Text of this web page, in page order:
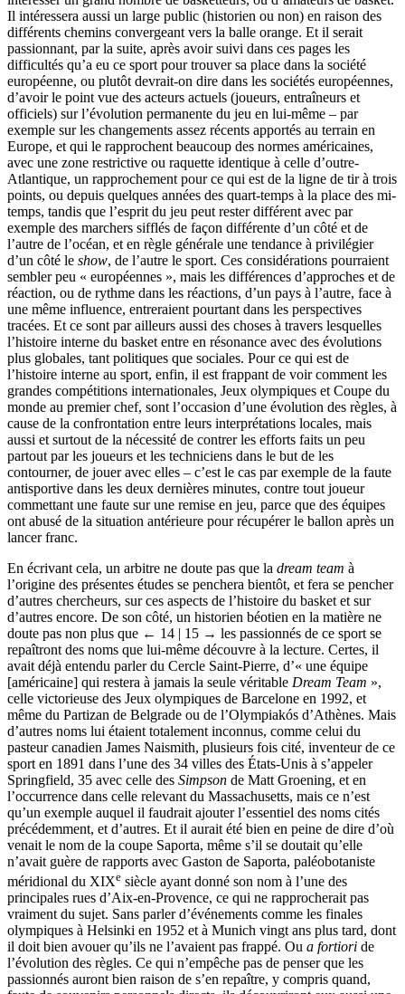
Il intéressera aussi un large public (historien ou non) en raison des
différents chemins convergeant vers la balle orange. Et il serait
passionnant, par la suite, après avoir suivi dans ces pages les
difficultés qu’a eu ce sport pour trouver sa place dans la société
européenne, ou plutôt devrait-on dire dans les sociétés européennes,
d’avoir le point vue des acteurs actuels (joueurs, entraîneurs et
officiels) sur l’évolution permanente du jeu en lui-même – par
exemple sur les changements assez récents apportés au terrain en
Europe, et qui le rapprochent beaucoup des normes américaines,
avec une zone restrictive ou raquette identique à celle d’outre-
Atlantique, un rapprochement pour ce qui est de la ligne de tir à trois
points, ou depuis quelques années des quart-temps à la place des mi-
temps, tandis que l’esprit du jeu peut rester différent avec par
exemple des marchers sifflés de façon différente d’un côté et de
l’autre de l’océan, et en règle générale une tendance à privilégier
d’un côté le show, de l’autre le sport. Ces considérations pourraient
sembler peu « européennes », mais les différences d’approches et de
réaction, ou de rythme dans les réactions, d’un pays à l’autre, face à
une même influence, entreraient pourtant dans les perspectives
tracées. Et ce sont par ailleurs aussi des choses à travers lesquelles
l’histoire interne du basket entre en résonance avec des évolutions
plus globales, tant politiques que sociales. Pour ce qui est de
l’histoire interne au sport, enfin, il est frappant de voir comment les
grandes compétitions internationales, Jeux olympiques et Coupe du
monde au premier chef, sont l’occasion d’une évolution des règles, à
cause de la confrontation entre leurs interprétations locales, mais
aussi et surtout de la nécessité de contrer les efforts faits un peu
partout par les joueurs et les techniciens dans le but de les
contourner, de jouer avec elles – c’est le cas par exemple de la faute
antisportive dans les deux dernières minutes, contre tout joueur
commettant une faute sur une remise en jeu, parce que des équipes
ont abusé de la situation antérieure pour récupérer le ballon après un
lancer franc.
En écrivant cela, un arbitre ne doute pas que la dream team à
l’origine des présentes études se penchera bientôt, et fera se pencher
d’autres chercheurs, sur ces aspects de l’histoire du basket et sur
d’autres encore. De son côté, un historien béotien en la matière ne
doute pas non plus que ← 14 | 15 → les passionnés de ce sport se
repaîtront des noms que lui-même découvre à la lecture. Certes, il
avait déjà entendu parler du Cercle Saint-Pierre, d’« une équipe
[américaine] qui restera à jamais la seule véritable Dream Team »,
celle victorieuse des Jeux olympiques de Barcelone en 1992, et
même du Partizan de Belgrade ou de l’Olympiakós d’Athènes. Mais
d’autres noms lui étaient totalement inconnus, comme celui du
pasteur canadien James Naismith, plusieurs fois cité, inventeur de ce
sport en 1891 dans l’une des 34 villes des États-Unis à s’appeler
Springfield, 35 avec celle des Simpson de Matt Groening, et en
l’occurrence dans celle relevant du Massachusetts, mais ce n’est
qu’un exemple auquel il faudrait ajouter l’essentiel des noms cités
précédemment, et d’autres. Et il aurait été bien en peine de dire d’où
venait le nom de la coupe Saporta, même s’il se doutait qu’elle
n’avait guère de rapports avec Gaston de Saporta, paléobotaniste
méridional du XIXe siècle ayant donné son nom à l’une des
principales rues d’Aix-en-Provence, ce qui ne rapprocherait pas
vraiment du sujet. Sans parler d’événements comme les finales
olympiques à Helsinki en 1952 et à Munich vingt ans plus tard, dont
il doit bien avouer qu’ils ne l’avaient pas frappé. Ou a fortiori de
l’évolution des règles. Ce qui n’empêche pas de penser que les
passionnés auront bien raison de s’en repaître, y compris quand,